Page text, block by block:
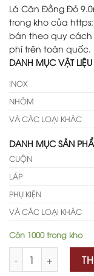
Lá Căn Đồng Đỏ
trong kho của
bán theo quy
phí trên toàn quốc.
DANH MỤC VẬT LIỆU
INOX
NHÔM
VÀ CÁC LOẠI KHÁC
DANH MỤC SẢN
CUỘN
LÁP
PHỤ KIỆN
VÀ CÁC LOẠI KHÁC
Còn 1000 trong kho